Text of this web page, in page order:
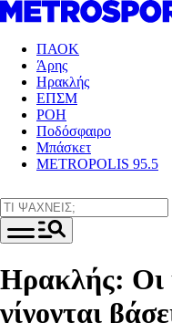
ΠΑΟΚ
Άρης
Ηρακλής
ΕΠΣΜ
ΡΟΗ
Ποδόσφαιρο
Μπάσκετ
METROPOLIS 95.5
Ηρακλής: Οι
γίνονται